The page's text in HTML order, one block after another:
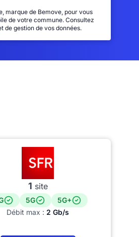
marque de Bemove, pour vous
de votre commune. Consultez
de gestion de vos données.
1 site
5G
5G+
Débit max : 2 Gb/s